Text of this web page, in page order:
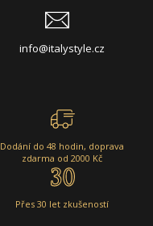
info@italystyle.cz
Dodání do 48 hodin, doprava
zdarma od 2000 Kč
Přes 30 let zkušeností